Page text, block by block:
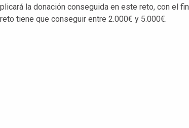
la donación conseguida en este reto, con el fin
tiene que conseguir entre 2.000€ y 5.000€.